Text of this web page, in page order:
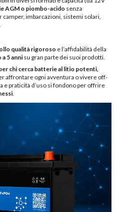
AGM o piombo-acido senza
imbarcazioni, sistemi solari,
qualità rigoroso e l’affidabilità della
a 5 anni su gran parte dei suoi prodotti.
chi cerca batterie al litio potenti,
affrontare ogni avventura o vivere off-
e praticità d’uso si fondono per offrire
.